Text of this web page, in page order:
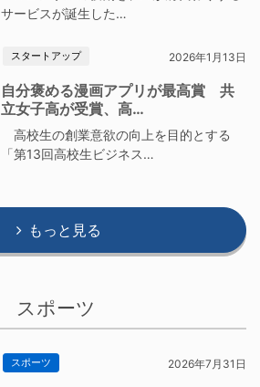
サービスが誕生した…
スタートアップ 2026年1月13日
自分褒める漫画アプリが最高賞 共
立女子高が受賞、高…
高校生の創業意欲の向上を目的とする
「第13回高校生ビジネス…
もっと見る
スポーツ
スポーツ 2026年7月31日